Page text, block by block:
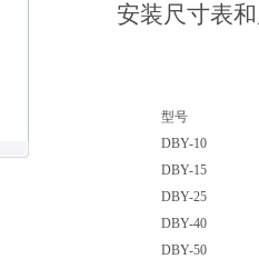
安装尺寸表
型号
DBY-10
DBY-15
DBY-25
DBY-40
DBY-50